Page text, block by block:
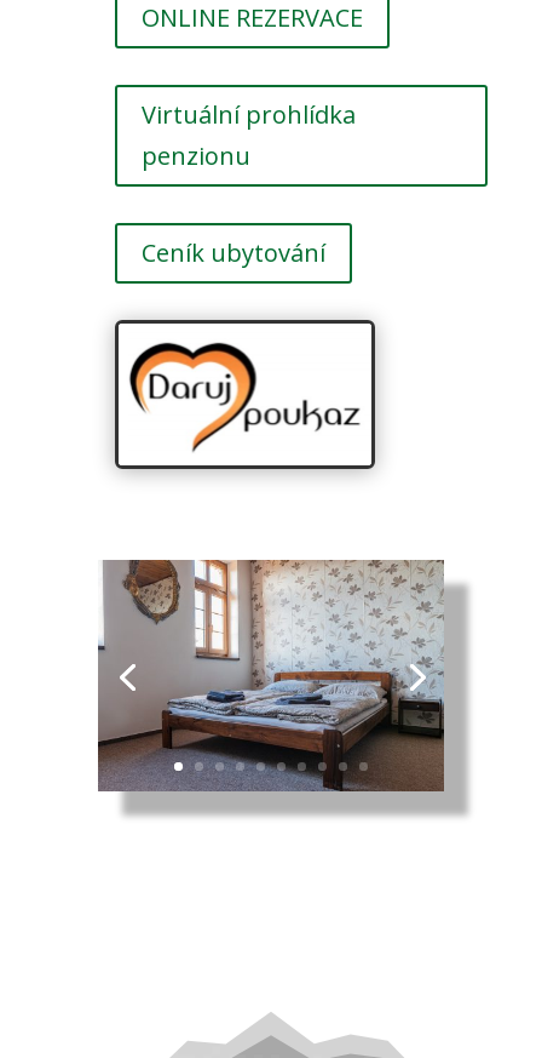
ONLINE REZERVACE
Virtuální prohlídka
penzionu
Ceník ubytování